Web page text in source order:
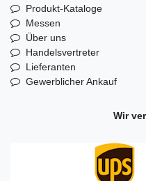
Produkt-Kataloge
Messen
Über uns
Handelsvertreter
Lieferanten
Gewerblicher Ankauf
Wir